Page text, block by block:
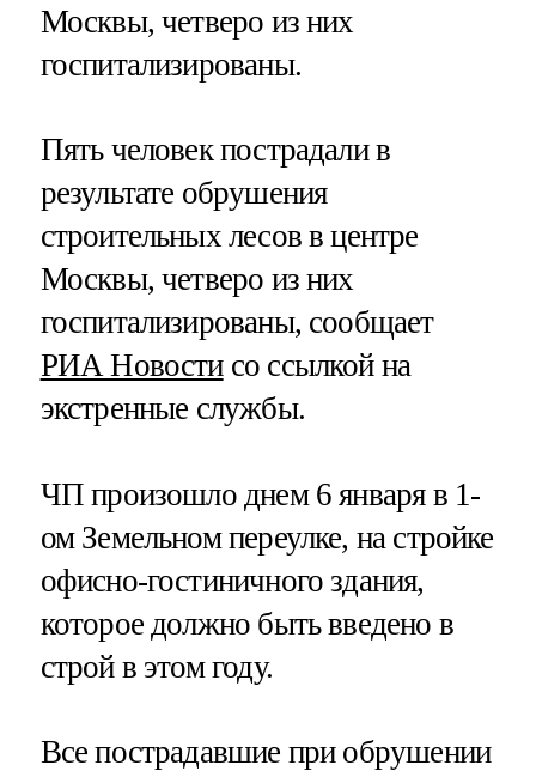
Москвы, четверо из них
госпитализированы.
Пять человек пострадали в
результате обрушения
строительных лесов в центре
Москвы, четверо из них
госпитализированы, сообщает
РИА Новостисо ссылкой на
экстренные службы.
ЧП произошло днем 6 января в 1-
ом Земельном переулке, на стройке
офисно-гостиничного здания,
которое должно быть введено в
строй в этом году.
Все пострадавшие при обрушении